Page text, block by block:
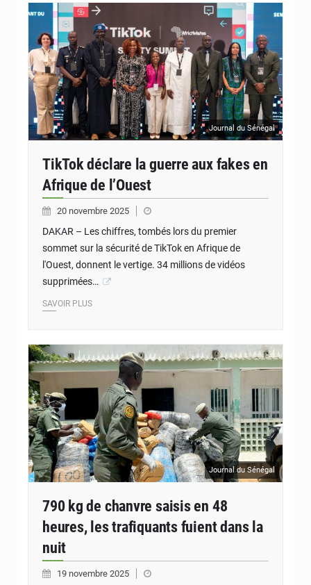
Journal du Sénégal
TikTok déclare la guerre aux fakes en
Afrique de l’Ouest
20 novembre 2025
DAKAR – Les chiffres, tombés lors du premier
sommet sur la sécurité de TikTok en Afrique de
l'Ouest, donnent le vertige. 34 millions de vidéos
supprimées…
SAVOIR PLUS
Journal du Sénégal
790 kg de chanvre saisis en 48
heures, les trafiquants fuient dans la
nuit
19 novembre 2025